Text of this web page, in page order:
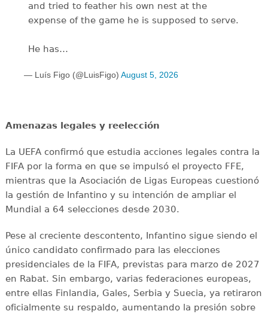
and tried to feather his own nest at the
expense of the game he is supposed to serve.
He has…
— Luís Figo (@LuisFigo) August 5, 2026
Amenazas legales y reelección
La UEFA confirmó que estudia acciones legales contra la
FIFA por la forma en que se impulsó el proyecto FFE,
mientras que la Asociación de Ligas Europeas cuestionó
la gestión de Infantino y su intención de ampliar el
Mundial a 64 selecciones desde 2030.
Pese al creciente descontento, Infantino sigue siendo el
único candidato confirmado para las elecciones
presidenciales de la FIFA, previstas para marzo de 2027
en Rabat. Sin embargo, varias federaciones europeas,
entre ellas Finlandia, Gales, Serbia y Suecia, ya retiraron
oficialmente su respaldo, aumentando la presión sobre